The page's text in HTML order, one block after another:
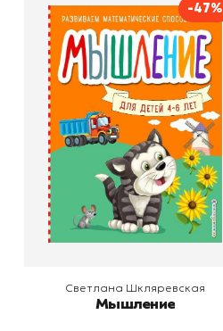
-47%
Мышление
Автор
Светлана Шкляревская
Издательство
Эксмодетство
В корзину
Светлана Шкляревская
Мышление